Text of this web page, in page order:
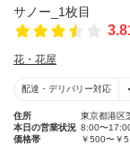
花・花屋
配達・デリバリー対応
住所
東京都港区
本日の営業状況 8:00〜
価格帯
￥500〜￥